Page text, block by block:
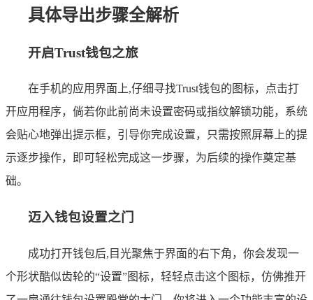
具体导出步骤全解析
开启Trust钱包之旅
在手机的应用界面上,仔细寻找Trust钱包的图标，点击打
开应用程序，倘若你此前尚未设置密码或指纹解锁功能，系统
会贴心地弹出提示框，引导你完成设置，只需按照屏幕上的提
示逐步操作，即可轻松完成这一步骤，为后续的操作奠定基
础。
迈入钱包设置之门
成功打开钱包后,目光聚焦于界面的右下角，你会发现一
个形状酷似齿轮的“设置”图标，轻轻点击这个图标，仿佛推开